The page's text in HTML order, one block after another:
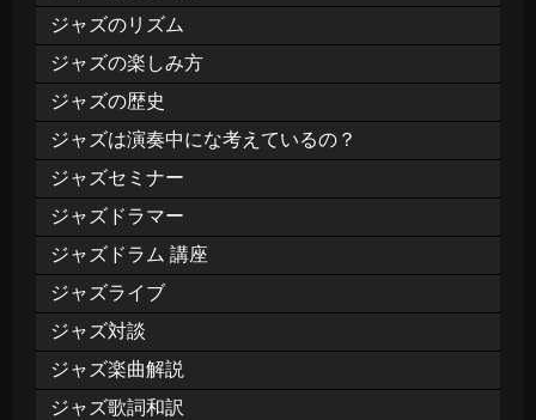
ジャズのリズム
ジャズの楽しみ方
ジャズの歴史
ジャズは演奏中にな考えているの？
ジャズセミナー
ジャズドラマー
ジャズドラム 講座
ジャズライブ
ジャズ対談
ジャズ楽曲解説
ジャズ歌詞和訳